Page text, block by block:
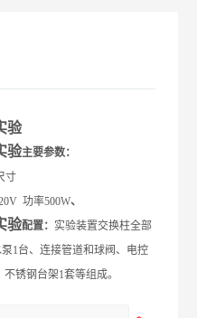
验
验主要参数：
寸
功率500W、
验配置： 实验装置交换柱全部
1台、连接管道和球阀、电控
锈钢台架1套等组成。